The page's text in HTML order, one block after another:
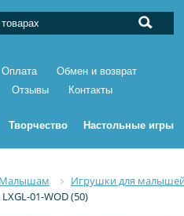
Оплата
Обмен и возврат
Отзывы Контакты
Творчество Настольные игры
Малышам Игрушки для
01-WOD (50)